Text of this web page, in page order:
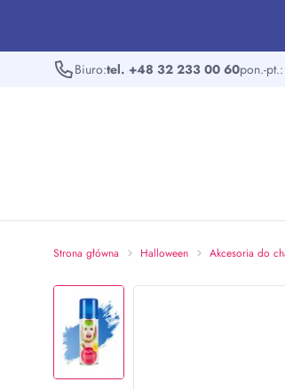
Biuro:tel. +48 32 233 00 60pon.-
Strona główna Halloween Akcesoria do